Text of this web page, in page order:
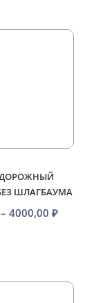
980,00 ₽
ШЛАГБАУМА
– 4000,00₽
4000,00